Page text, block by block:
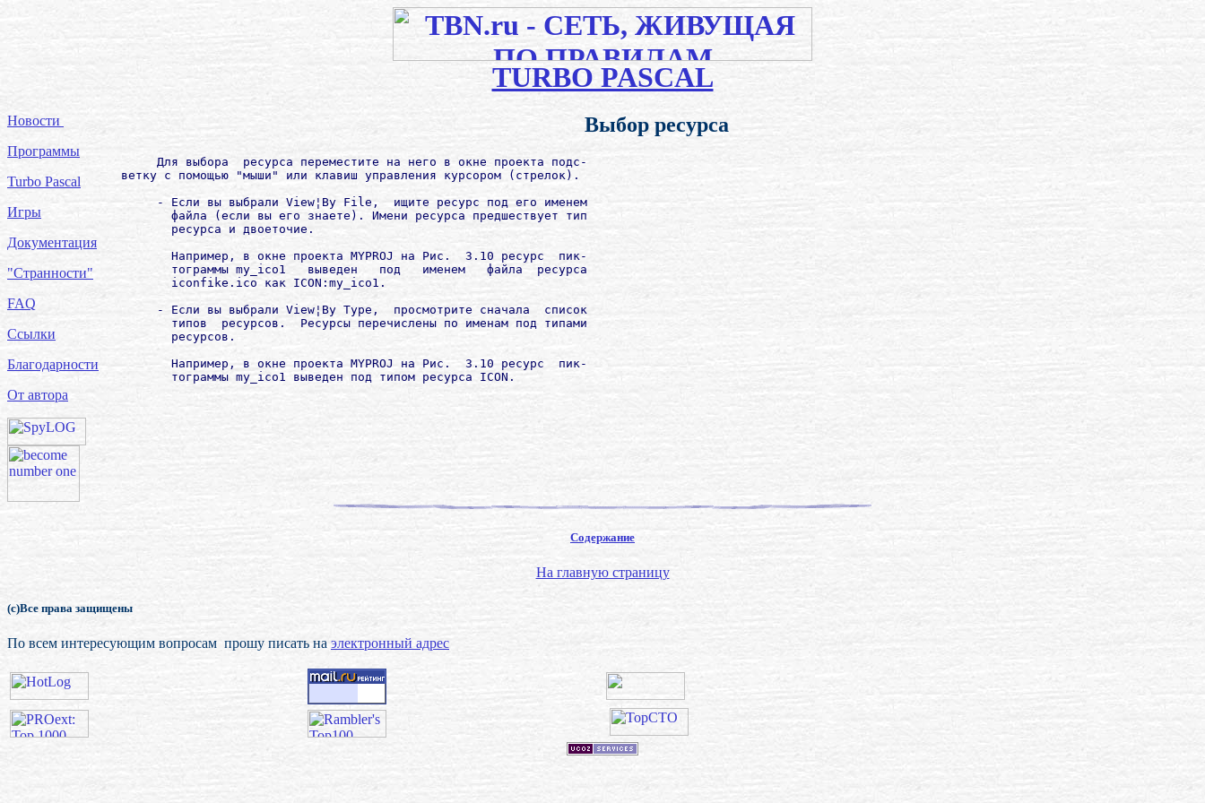
TURBO PASCAL
Новости
Программы
Turbo Pascal
Игры
Документация
"Странности"
FAQ
Ссылки
Благодарности
От автора
Выбор ресурса
     Для выбора  ресурса переместите на него в окне проекта подс-
ветку с помощью "мыши" или клавиш управления курсором (стрелок).
     - Если вы выбрали View¦By File,  ищите ресурс под его именем
       файла (если вы его знаете). Имени ресурса предшествует тип
       ресурса и двоеточие.
       Например, в окне проекта MYPROJ на Рис.  3.10 ресурс  пик-
       тограммы my_ico1   выведен   под   именем   файла  ресурса
       iconfike.ico как ICON:my_ico1.
     - Если вы выбрали View¦By Type,  просмотрите сначала  список
       типов  ресурсов.  Ресурсы перечислены по именам под типами
       ресурсов.
       Например, в окне проекта MYPROJ на Рис.  3.10 ресурс  пик-
Содержание
На главную страницу
(с)Все права защищены
По всем интересующим вопросам прошу писать на электронный адрес